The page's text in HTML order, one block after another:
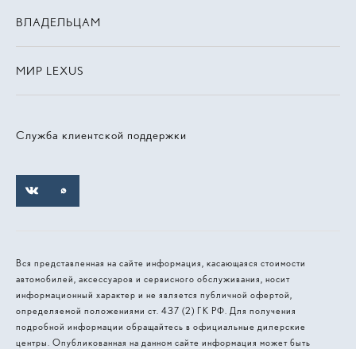
Служба клиентской поддержки
ВЛАДЕЛЬЦАМ
МИР LEXUS
Вся представленная на сайте информация, касающаяся стоимости
автомобилей, аксессуаров и сервисного обслуживания, носит
информационный характер и не является публичной офертой,
определяемой положениями ст. 437 (2) ГК РФ. Для получения
подробной информации обращайтесь в официальные дилерские
центры. Опубликованная на данном сайте информация может быть